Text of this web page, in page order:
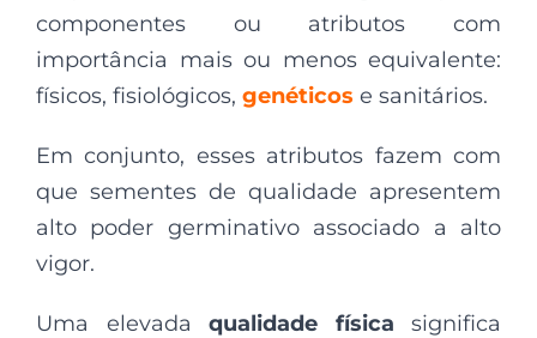
componentes ou atributos com
importância mais ou menos equivalente:
físicos, fisiológicos, genéticos e sanitários.
Em conjunto, esses atributos fazem com
que sementes de qualidade apresentem
alto poder germinativo associado a alto
vigor.
Uma elevada qualidade física significa